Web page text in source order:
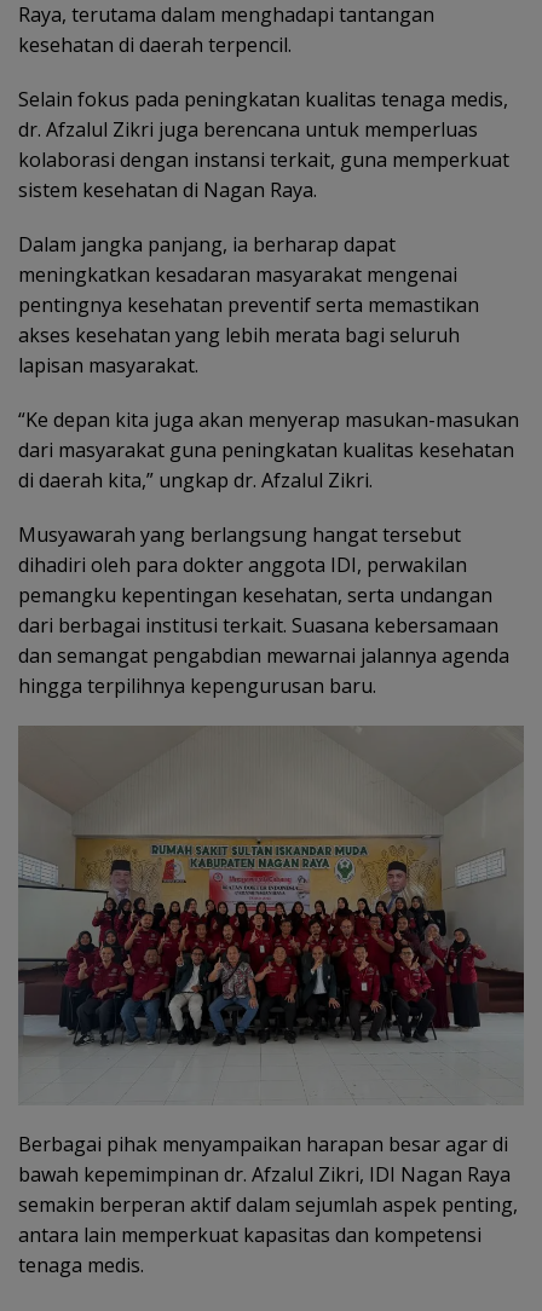
Raya, terutama dalam menghadapi tantangan
kesehatan di daerah terpencil.
Selain fokus pada peningkatan kualitas tenaga medis,
dr. Afzalul Zikri juga berencana untuk memperluas
kolaborasi dengan instansi terkait, guna memperkuat
sistem kesehatan di Nagan Raya.
Dalam jangka panjang, ia berharap dapat
meningkatkan kesadaran masyarakat mengenai
pentingnya kesehatan preventif serta memastikan
akses kesehatan yang lebih merata bagi seluruh
lapisan masyarakat.
“Ke depan kita juga akan menyerap masukan-masukan
dari masyarakat guna peningkatan kualitas kesehatan
di daerah kita,” ungkap dr. Afzalul Zikri.
Musyawarah yang berlangsung hangat tersebut
dihadiri oleh para dokter anggota IDI, perwakilan
pemangku kepentingan kesehatan, serta undangan
dari berbagai institusi terkait. Suasana kebersamaan
dan semangat pengabdian mewarnai jalannya agenda
hingga terpilihnya kepengurusan baru.
Berbagai pihak menyampaikan harapan besar agar di
bawah kepemimpinan dr. Afzalul Zikri, IDI Nagan Raya
semakin berperan aktif dalam sejumlah aspek penting,
antara lain memperkuat kapasitas dan kompetensi
tenaga medis.